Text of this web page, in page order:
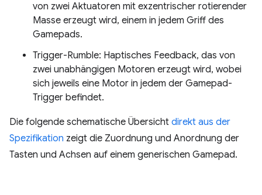
von zwei Aktuatoren mit exzentrischer rotierender
Masse erzeugt wird, einem in jedem Griff des
Gamepads.
Trigger-Rumble: Haptisches Feedback, das von
zwei unabhängigen Motoren erzeugt wird, wobei
sich jeweils eine Motor in jedem der Gamepad-
Trigger befindet.
Die folgende schematische Übersicht direkt aus der
Spezifikation zeigt die Zuordnung und Anordnung der
Tasten und Achsen auf einem generischen Gamepad.